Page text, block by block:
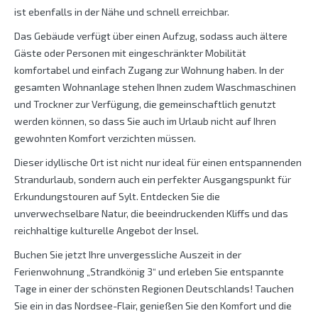
ist ebenfalls in der Nähe und schnell erreichbar.
Das Gebäude verfügt über einen Aufzug, sodass auch ältere
Gäste oder Personen mit eingeschränkter Mobilität
komfortabel und einfach Zugang zur Wohnung haben. In der
gesamten Wohnanlage stehen Ihnen zudem Waschmaschinen
und Trockner zur Verfügung, die gemeinschaftlich genutzt
werden können, so dass Sie auch im Urlaub nicht auf Ihren
gewohnten Komfort verzichten müssen.
Dieser idyllische Ort ist nicht nur ideal für einen entspannenden
Strandurlaub, sondern auch ein perfekter Ausgangspunkt für
Erkundungstouren auf Sylt. Entdecken Sie die
unverwechselbare Natur, die beeindruckenden Kliffs und das
reichhaltige kulturelle Angebot der Insel.
Buchen Sie jetzt Ihre unvergessliche Auszeit in der
Ferienwohnung „Strandkönig 3“ und erleben Sie entspannte
Tage in einer der schönsten Regionen Deutschlands! Tauchen
Sie ein in das Nordsee-Flair, genießen Sie den Komfort und die